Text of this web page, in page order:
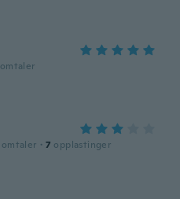
omtaler
omtaler · 7 opplastinger